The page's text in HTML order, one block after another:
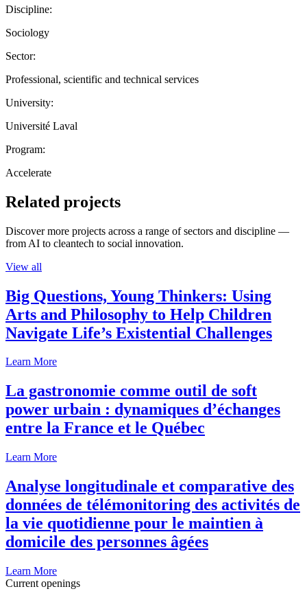
Discipline:
Sociology
Sector:
Professional, scientific and technical services
University:
Université Laval
Program:
Accelerate
Related projects
Discover more projects across a range of sectors and discipline —
from AI to cleantech to social innovation.
View all
Big Questions, Young Thinkers: Using
Arts and Philosophy to Help Children
Navigate Life’s Existential Challenges
Learn More
La gastronomie comme outil de soft
power urbain : dynamiques d’échanges
entre la France et le Québec
Learn More
Analyse longitudinale et comparative des
données de télémonitoring des activités de
la vie quotidienne pour le maintien à
domicile des personnes âgées
Learn More
Current openings